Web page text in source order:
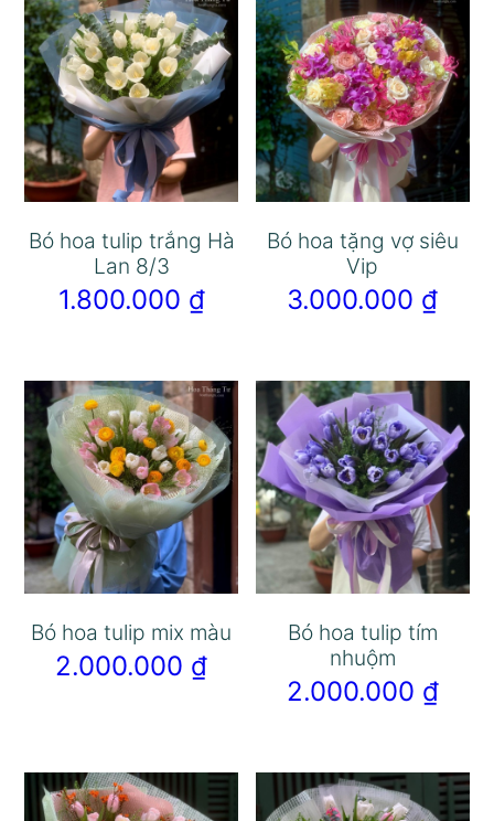
Bó hoa tulip trắng Hà
Lan 8/3
1.800.000 ₫
Bó hoa tặng vợ siêu
Vip
3.000.000 ₫
Bó hoa tulip mix màu
2.000.000 ₫
Bó hoa tulip tím
nhuộm
2.000.000 ₫